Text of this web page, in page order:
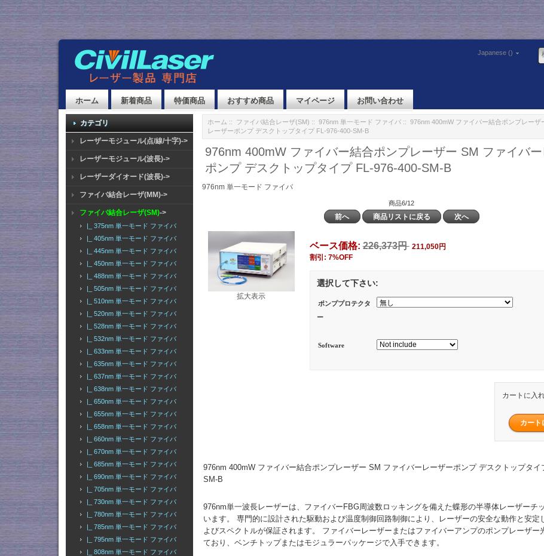
Japanese ()
ホーム 新着商品 特価商品 おすすめ商品 マイページ お問い合わせ
カテゴリ
レーザーモジュール(点/線/十字)->
レーザーモジュール(波長)->
レーザーダイオード(波長)->
ファイバ結合レーザ(MM)->
ファイバ結合レーザ(SM)->
|_ 375nm 単一モード ファイバ
|_ 405nm 単一モード ファイバ
|_ 445nm 単一モード ファイバ
|_ 450nm 単一モード ファイバ
|_ 488nm 単一モード ファイバ
|_ 505nm 単一モード ファイバ
|_ 510nm 単一モード ファイバ
|_ 520nm 単一モード ファイバ
|_ 528nm 単一モード ファイバ
|_ 532nm 単一モード ファイバ
|_ 633nm 単一モード ファイバ
|_ 635nm 単一モード ファイバ
|_ 637nm 単一モード ファイバ
|_ 638nm 単一モード ファイバ
|_ 650nm 単一モード ファイバ
|_ 655nm 単一モード ファイバ
|_ 658nm 単一モード ファイバ
|_ 660nm 単一モード ファイバ
|_ 670nm 単一モード ファイバ
|_ 685nm 単一モード ファイバ
|_ 690nm 単一モード ファイバ
|_ 705nm 単一モード ファイバ
|_ 730nm 単一モード ファイバ
|_ 780nm 単一モード ファイバ
|_ 785nm 単一モード ファイバ
|_ 795nm 単一モード ファイバ
|_ 808nm 単一モード ファイバ
ホーム :: ファイバ結合レーザ(SM) :: 976nm 単一モード ファイバ:: 976nm 400mW ファイバー結合ポンプレーザ
レーザーポンプ デスクトップタイプ FL-976-400-SM-B
976nm 400mW ファイバー結合ポンプレーザー SM ファイバ
ポンプ デスクトップタイプ FL-976-400-SM-B
976nm 単一モード ファイバ
商品6/12
前へ 商品リストに戻る 次へ
拡大表示
ベース価格:226,373円 211,050円
割引: 7%OFF
選択して下さい:
ポンププロテクタ
ー
Software
カートに入
976nm 400mW ファイバー結合ポンプレーザー SM ファイバーレーザーポンプ デスクトップタイ
SM-B
976nm単一波長レーザーは、ファイバーFBG周波数ロッキングを備えた蝶形の半導体レーザーチ
います。 専門的に設計された駆動および温度制御回路制御により、レーザーの安全な動作と安定
よびスペクトルが保証されます。 ファイバーレーザーまたはファイバーアンプのポンプレーザー
ており、ベンチトップまたはモジュラーパッケージで入手できます。